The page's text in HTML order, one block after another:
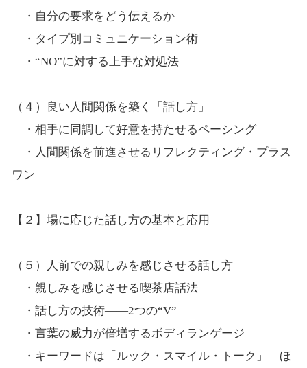
・自分の要求をどう伝えるか
・タイプ別コミュニケーション術
・“NO”に対する上手な対処法
（４）良い人間関係を築く「話し方」
・相手に同調して好意を持たせるペーシング
・人間関係を前進させるリフレクティング・プラス
ワン
【２】場に応じた話し方の基本と応用
（５）人前での親しみを感じさせる話し方
・親しみを感じさせる喫茶店話法
・話し方の技術――2つの“V”
・言葉の威力が倍増するボディランゲージ
・キーワードは「ルック・スマイル・トーク」 ほ